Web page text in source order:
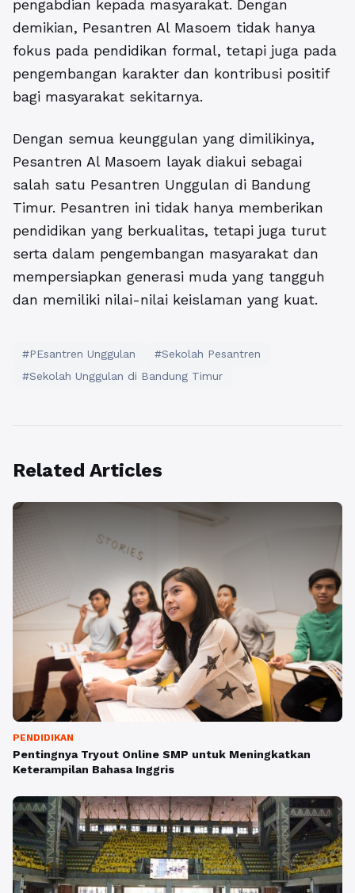
pengabdian kepada masyarakat. Dengan
demikian, Pesantren Al Masoem tidak hanya
fokus pada pendidikan formal, tetapi juga pada
pengembangan karakter dan kontribusi positif
bagi masyarakat sekitarnya.
Dengan semua keunggulan yang dimilikinya,
Pesantren Al Masoem layak diakui sebagai
salah satu Pesantren Unggulan di Bandung
Timur. Pesantren ini tidak hanya memberikan
pendidikan yang berkualitas, tetapi juga turut
serta dalam pengembangan masyarakat dan
mempersiapkan generasi muda yang tangguh
dan memiliki nilai-nilai keislaman yang kuat.
#PEsantren Unggulan
#Sekolah Pesantren
#Sekolah Unggulan di Bandung Timur
Related Articles
PENDIDIKAN
Pentingnya Tryout Online SMP untuk Meningkatkan
Keterampilan Bahasa Inggris